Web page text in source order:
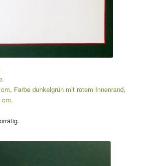
Farbe dunkelgrün mit rotem Innenrand,